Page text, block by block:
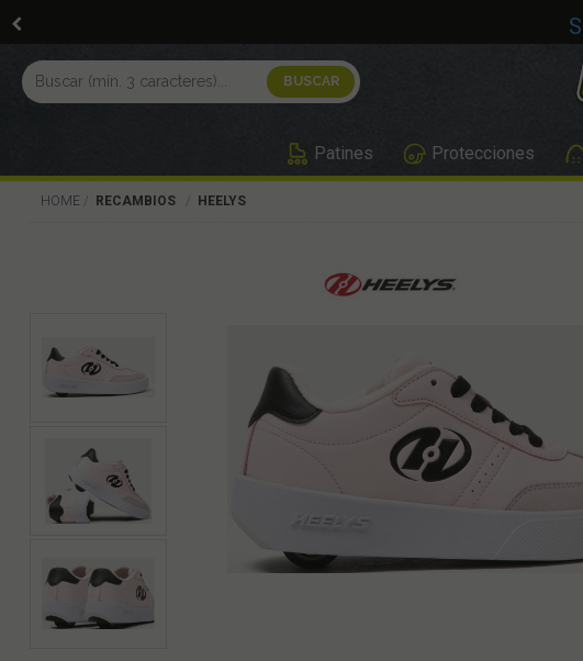
Patines Protecciones
HOME RECAMBIOS HEELYS